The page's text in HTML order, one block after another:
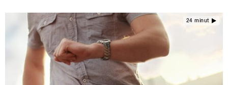
24 minut